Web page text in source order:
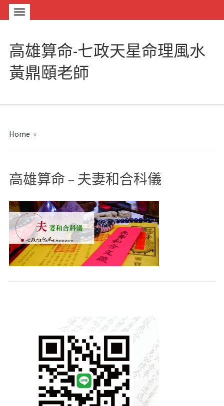
高雄算命-七政天星命理風水
黃鼎頤老師
Home »
高雄算命 – 夫妻和合科儀